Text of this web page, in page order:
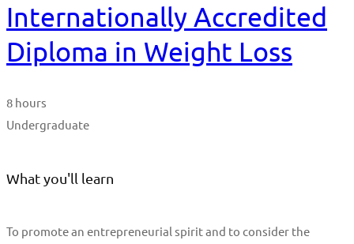
Internationally Accredited
Diploma in Weight Loss
8 hours
Undergraduate
What you'll learn
To promote an entrepreneurial spirit and to consider the